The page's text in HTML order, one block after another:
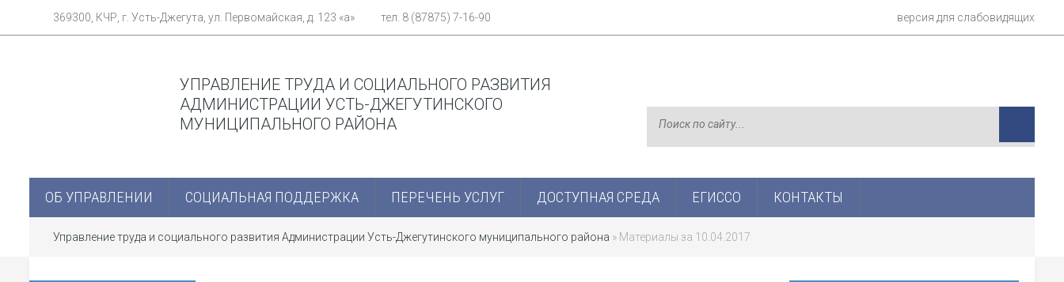
369300, КЧР, г. Усть-Джегута, ул. Первомайская, д. 123 «а» тел. 8 (87875) 7-16-90 версия для слабовидящих
УПРАВЛЕНИЕ ТРУДА И СОЦИАЛЬНОГО РАЗВИТИЯ
АДМИНИСТРАЦИИ УСТЬ-ДЖЕГУТИНСКОГО
МУНИЦИПАЛЬНОГО РАЙОНА
ОБ УПРАВЛЕНИИ СОЦИАЛЬНАЯ ПОДДЕРЖКА ПЕРЕЧЕНЬ УСЛУГ ДОСТУПНАЯ СРЕДА ЕГИСCО КОНТАКТЫ
Управление труда и социального развития Администрации Усть-Джегутинского муниципального района » Материалы за 10.04.2017